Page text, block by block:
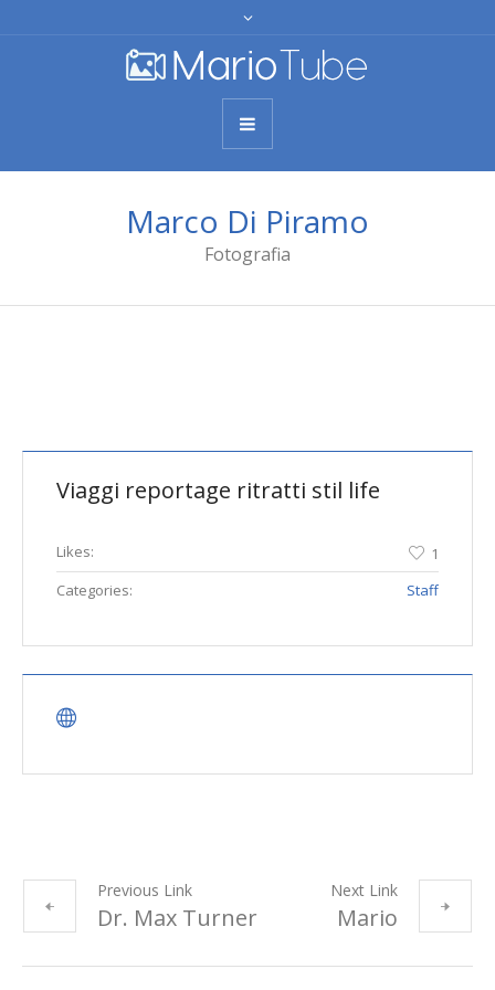
Marco Di Piramo
Fotografia
Viaggi reportage ritratti stil life
Likes:
1
Categories:
Staff
Previous Link
Dr. Max Turner
Next Link
Mario